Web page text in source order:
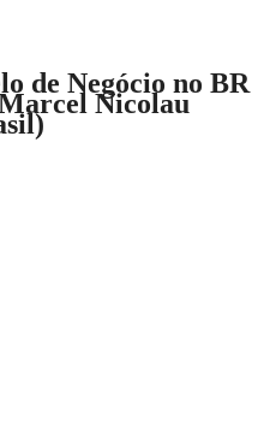
de Negócio no BR
Nicolau